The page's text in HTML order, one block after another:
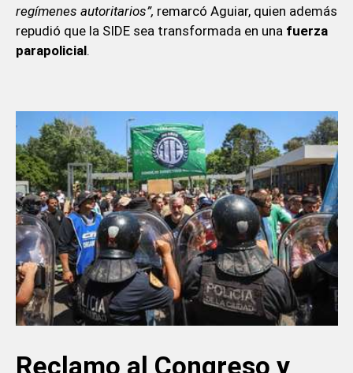
regímenes autoritarios”, remarcó Aguiar, quien además
repudió que la SIDE sea transformada en una fuerza
parapolicial.
Reclamo al Congreso y